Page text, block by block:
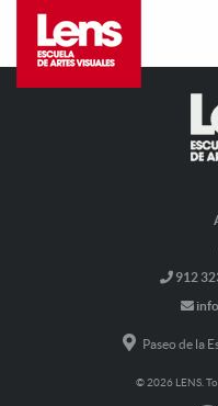
912
Paseo de la
© 2026 LENS.